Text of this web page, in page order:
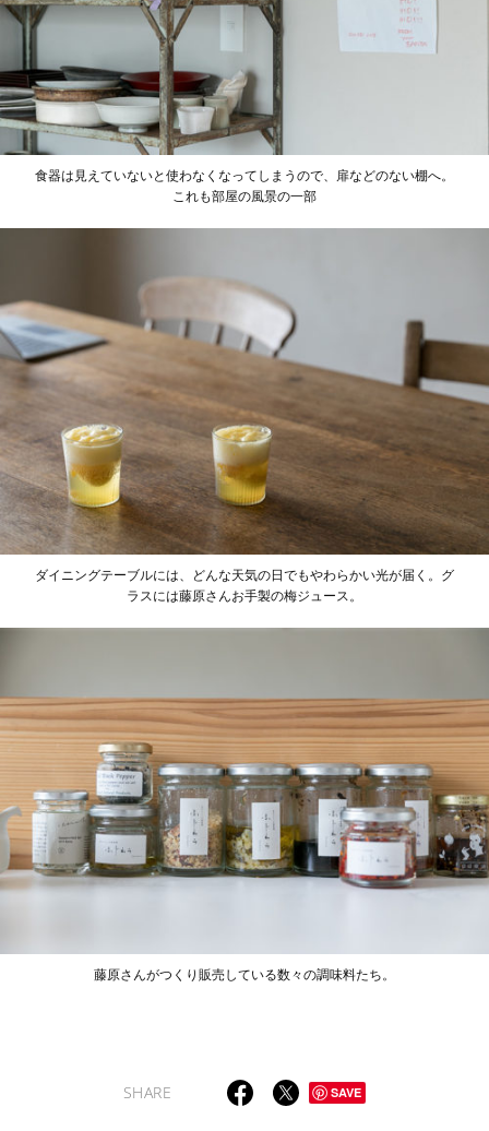
食器は見えていないと使わなくなってしまうので、扉などのない棚へ。
これも部屋の風景の一部
ダイニングテーブルには、どんな天気の日でもやわらかい光が届く。グ
ラスには藤原さんお手製の梅ジュース。
藤原さんがつくり販売している数々の調味料たち。
SHARE SAVE